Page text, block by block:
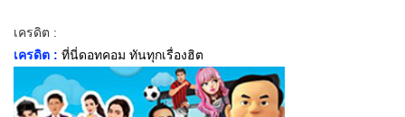
เครดิต :
เครดิต : ที่นี่ดอทคอม ทันทุกเรื่องฮิต